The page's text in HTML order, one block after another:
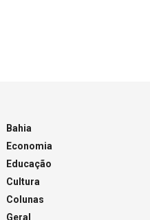
Bahia
Economia
Educação
Cultura
Colunas
Geral